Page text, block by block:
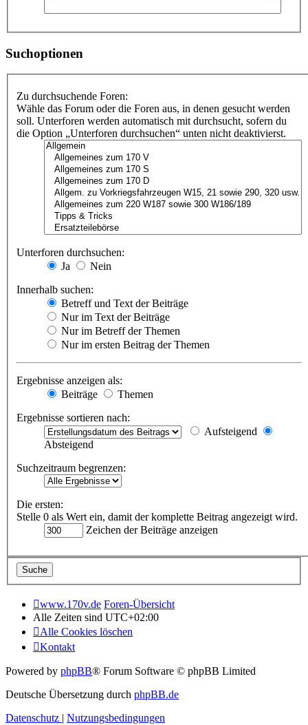
Suchoptionen
Zu durchsuchende Foren:
Wähle das Forum oder die Foren aus, in denen gesucht werden
soll. Unterforen werden automatisch mit durchsucht, sofern du
die Option „Unterforen durchsuchen“ unten nicht deaktivierst.
Unterforen durchsuchen:
Ja
Nein
Innerhalb suchen:
Betreff und Text der Beiträge
Nur im Text der Beiträge
Nur im Betreff der Themen
Nur im ersten Beitrag der Themen
Ergebnisse anzeigen als:
Beiträge
Themen
Ergebnisse sortieren nach:
Aufsteigend
Absteigend
Suchzeitraum begrenzen:
Die ersten:
Stelle 0 als Wert ein, damit der komplette Beitrag angezeigt wird.
Zeichen der Beiträge anzeigen
www.170v.de Foren-Übersicht
Alle Zeiten sind UTC+02:00
Alle Cookies löschen
Kontakt
Powered by phpBB® Forum Software © phpBB Limited
Deutsche Übersetzung durch phpBB.de
Datenschutz | Nutzungsbedingungen